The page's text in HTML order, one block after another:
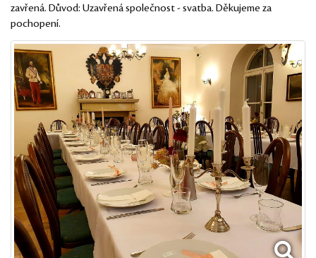
zavřená. Důvod: Uzavřená společnost - svatba. Děkujeme za
pochopení.